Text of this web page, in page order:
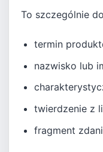
To szczególnie
termin
nazwisko lub
twierdzenie z
fragment